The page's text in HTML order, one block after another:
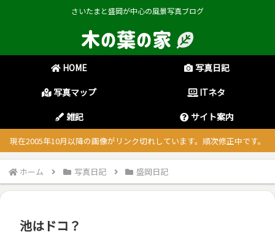
さいたまと盛岡が中心の風景写真ブログ
HOME
写真日記
写真マップ
ITネタ
雑記
サイト案内
現在2005年10月以降の画像がリンク切れしています。順次修正中です。
ホーム 写真日記 盛岡日記
池はドコ？